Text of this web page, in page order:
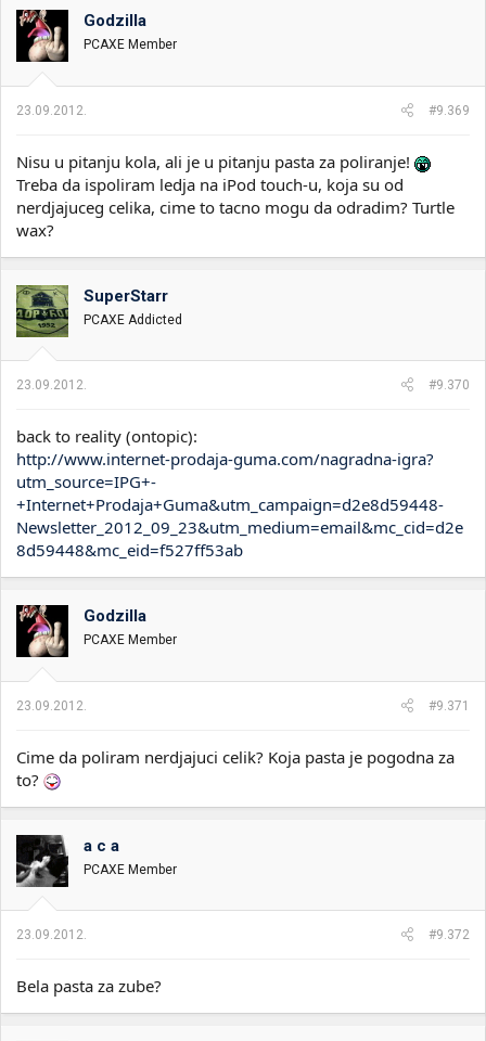
Godzilla
PCAXE Member
23.09.2012. #9.369
Nisu u pitanju kola, ali je u pitanju pasta za poliranje!
Treba da ispoliram ledja na iPod touch-u, koja su od
nerdjajuceg celika, cime to tacno mogu da odradim? Turtle
wax?
SuperStarr
PCAXE Addicted
23.09.2012. #9.370
back to reality (ontopic):
http://www.internet-prodaja-guma.com/nagradna-igra?
utm_source=IPG+-
+Internet+Prodaja+Guma&utm_campaign=d2e8d59448-
Newsletter_2012_09_23&utm_medium=email&mc_cid=d2e
8d59448&mc_eid=f527ff53ab
Godzilla
PCAXE Member
23.09.2012. #9.371
Cime da poliram nerdjajuci celik? Koja pasta je pogodna za
to?
a c a
PCAXE Member
23.09.2012. #9.372
Bela pasta za zube?